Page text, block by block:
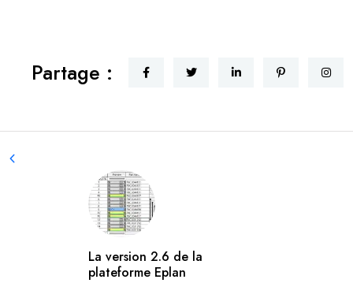
Partage :
La version 2.6 de la
plateforme Eplan